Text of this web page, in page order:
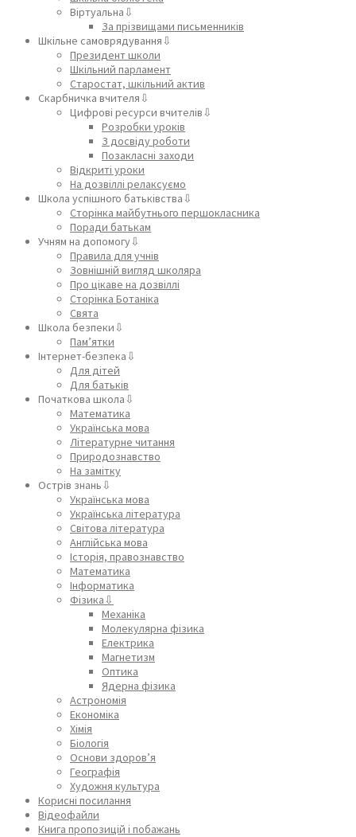
Віртуальна⇩
За прізвищами письменників
Шкільне самоврядування⇩
Президент школи
Шкільний парламент
Старостат, шкільний актив
Скарбничка вчителя⇩
Цифрові ресурси вчителів⇩
Розробки уроків
З досвіду роботи
Позакласні заходи
Відкриті уроки
На дозвіллі релаксуємо
Школа успішного батьківства⇩
Сторінка майбутнього першокласника
Поради батькам
Учням на допомогу⇩
Правила для учнів
Зовнішній вигляд школяра
Про цікаве на дозвіллі
Сторінка Ботаніка
Свята
Школа безпеки⇩
Пам’ятки
Інтернет-безпека⇩
Для дітей
Для батьків
Початкова школа⇩
Математика
Українська мова
Літературне читання
Природознавство
На замітку
Острів знань⇩
Українська мова
Українська література
Світова література
Англійська мова
Історія, правознавство
Математика
Інформатика
Фізика⇩
Механіка
Молекулярна фізика
Електрика
Магнетизм
Оптика
Ядерна фізика
Астрономія
Економіка
Хімія
Біологія
Основи здоров’я
Географія
Художня культура
Корисні посилання
Відеофайли
Книга пропозицій і побажань